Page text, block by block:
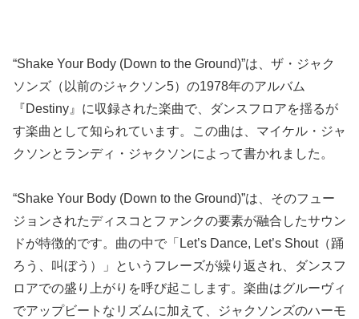
“Shake Your Body (Down to the Ground)”は、ザ・ジャク
ソンズ（以前のジャクソン5）の1978年のアルバム
『Destiny』に収録された楽曲で、ダンスフロアを揺るが
す楽曲として知られています。この曲は、マイケル・ジャ
クソンとランディ・ジャクソンによって書かれました。
“Shake Your Body (Down to the Ground)”は、そのフュー
ジョンされたディスコとファンクの要素が融合したサウン
ドが特徴的です。曲の中で「Let’s Dance, Let’s Shout（踊
ろう、叫ぼう）」というフレーズが繰り返され、ダンスフ
ロアでの盛り上がりを呼び起こします。楽曲はグルーヴィ
でアップビートなリズムに加えて、ジャクソンズのハーモ